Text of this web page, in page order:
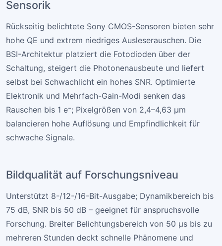
Sensorik
Rückseitig belichtete Sony CMOS-Sensoren bieten sehr
hohe QE und extrem niedriges Ausleserauschen. Die
BSI-Architektur platziert die Fotodioden über der
Schaltung, steigert die Photonenausbeute und liefert
selbst bei Schwachlicht ein hohes SNR. Optimierte
Elektronik und Mehrfach-Gain-Modi senken das
Rauschen bis 1 e⁻; Pixelgrößen von 2,4–4,63 µm
balancieren hohe Auflösung und Empfindlichkeit für
schwache Signale.
Bildqualität auf Forschungsniveau
Unterstützt 8-/12-/16-Bit-Ausgabe; Dynamikbereich bis
75 dB, SNR bis 50 dB – geeignet für anspruchsvolle
Forschung. Breiter Belichtungsbereich von 50 µs bis zu
mehreren Stunden deckt schnelle Phänomene und